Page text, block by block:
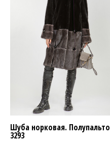
Шуба норковая. Полупальто
3293